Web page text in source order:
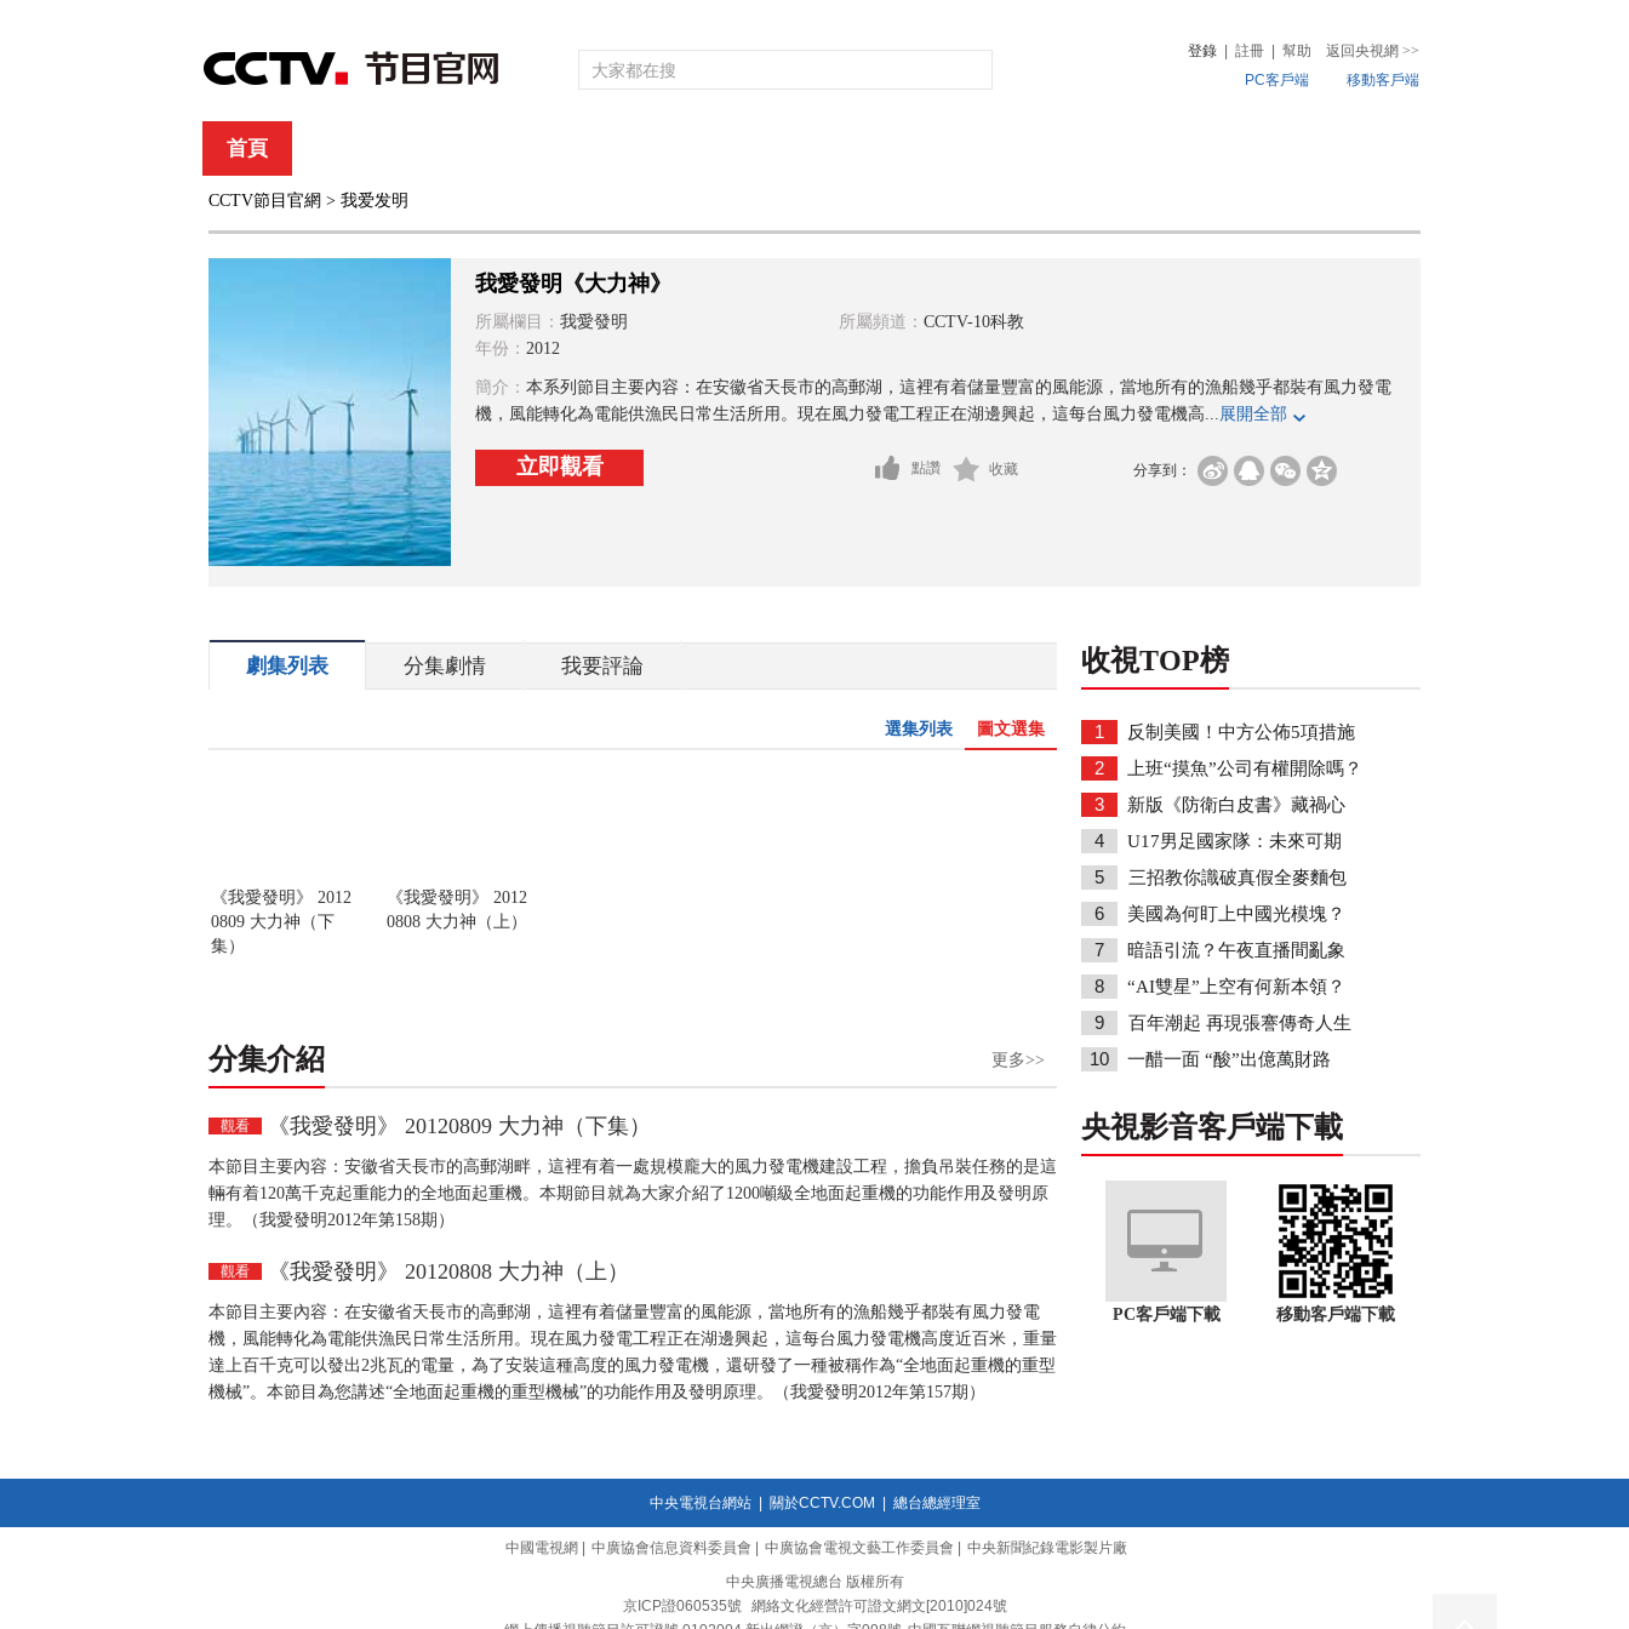
登錄 註冊 幫助 返回央視網 >>
PC客戶端
移動客戶端
首頁
綜合 新聞 財經 綜藝
CCTV節目官網 > 我爱发明
我愛發明《大力神》
所屬欄目： 我愛發明 所屬頻道： CCTV-10科教
年份： 2012
簡介： 本系列節目主要內容：在安徽省天長市的高郵湖，這裡有着儲量豐富的風能源，當地所有的漁船幾乎都裝有風力發電
機，風能轉化為電能供漁民日常生活所用。現在風力發電工程正在湖邊興起，這每台風力發電機高...展開全部
立即觀看 分享到：
點讚 收藏
劇集列表 分集劇情 我要評論
圖文選集
選集列表
《我愛發明》 2012
0809 大力神（下
集）
《我愛發明》 2012
0808 大力神（上）
分集介紹 更多>>
觀看 《我愛發明》 20120809 大力神（下集）
本節目主要內容：安徽省天長市的高郵湖畔，這裡有着一處規模龐大的風力發電機建設工程，擔負吊裝任務的是這
輛有着120萬千克起重能力的全地面起重機。本期節目就為大家介紹了1200噸級全地面起重機的功能作用及發明原
理。（我愛發明2012年第158期）
觀看 《我愛發明》 20120808 大力神（上）
本節目主要內容：在安徽省天長市的高郵湖，這裡有着儲量豐富的風能源，當地所有的漁船幾乎都裝有風力發電
機，風能轉化為電能供漁民日常生活所用。現在風力發電工程正在湖邊興起，這每台風力發電機高度近百米，重量
達上百千克可以發出2兆瓦的電量，為了安裝這種高度的風力發電機，還研發了一種被稱作為“全地面起重機的重型
機械”。本節目為您講述“全地面起重機的重型機械”的功能作用及發明原理。（我愛發明2012年第157期）
收視TOP榜
1 反制美國！中方公佈5項措施
2 上班“摸魚”公司有權開除嗎？
3 新版《防衛白皮書》藏禍心
4 U17男足國家隊：未來可期
5 三招教你識破真假全麥麵包
6 美國為何盯上中國光模塊？
7 暗語引流？午夜直播間亂象
8 “AI雙星”上空有何新本領？
9 百年潮起 再現張謇傳奇人生
10 一醋一面 “酸”出億萬財路
央視影音客戶端下載
PC客戶端下載 移動客戶端下載
中央電視台網站| 關於CCTV.COM 總台總經理室
中國電視網 中廣協會信息資料委員會 中廣協會電視文藝工作委員會
中央新聞紀錄電影製片廠
中央廣播電視總台 版權所有
京ICP證060535號
網絡文化經營許可證文網文[2010]024號